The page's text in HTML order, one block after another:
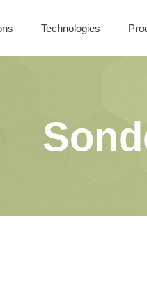
Technologies
Solutions Filaires